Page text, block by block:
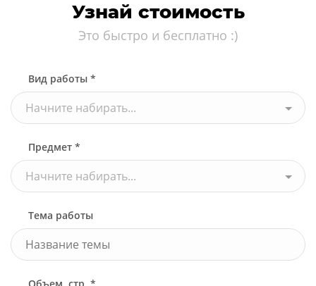
Узнай стоимость
Это быстро и бесплатно :)
Вид работы *
Начните набирать...
Предмет *
Начните набирать...
Тема работы